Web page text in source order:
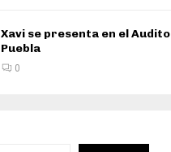
Xavi se presenta en el
Puebla
0